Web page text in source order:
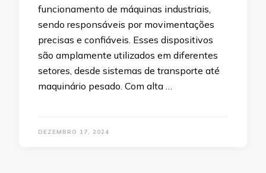
funcionamento de máquinas industriais,
sendo responsáveis por movimentações
precisas e confiáveis. Esses dispositivos
são amplamente utilizados em diferentes
setores, desde sistemas de transporte até
maquinário pesado. Com alta …
DEZEMBRO 17, 2024